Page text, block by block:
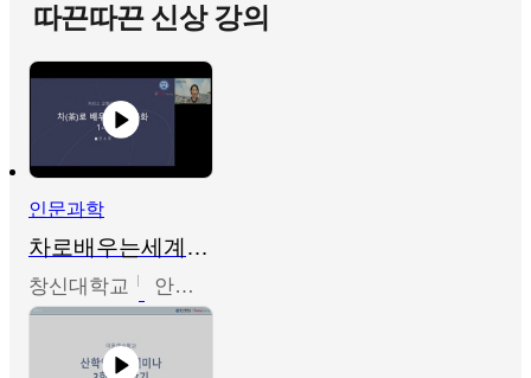
따끈따끈 신상 강의
인문과학
차로배우는세계문화
창신대학교 안소영